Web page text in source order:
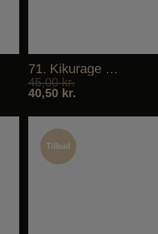
71. Kikurage Salad
45,00kr.
40,50 kr.
Tilbud
Tilbud